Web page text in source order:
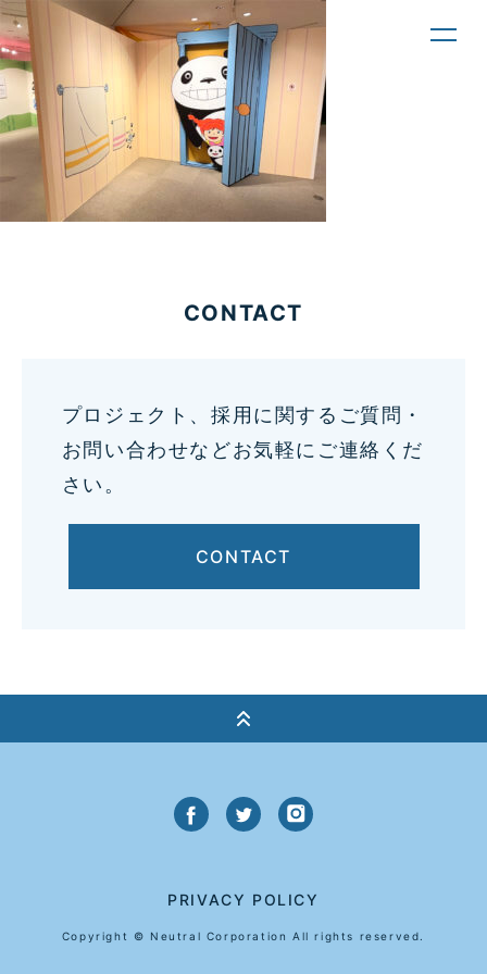
CONTACT
プロジェクト、採用に関するご質問・
お問い合わせなどお気軽にご連絡くだ
さい。
CONTACT
PRIVACY POLICY
Copyright © Neutral Corporation All rights reserved.